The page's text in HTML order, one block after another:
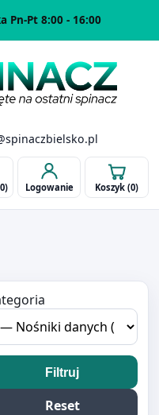
Pn-Pt 8:00 - 16:00
0) Logowanie Koszyk (0)
Filtruj
Reset